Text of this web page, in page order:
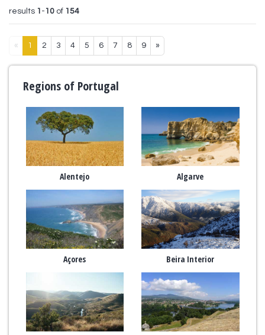
results 1 - 10 of 154
« 1 2 3 4 5 6 7 8 9 »
Regions of Portugal
Alentejo Algarve
Açores Beira Interior